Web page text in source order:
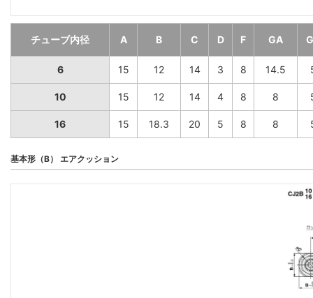
チューブ内径 A B C D F GA
6 15 12 14 3 8 14.5
10 15 12 14 4 8 8
16 15 18.3 20 5 8 8
基本形（B） エアクッション